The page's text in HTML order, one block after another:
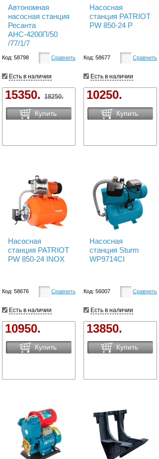
Автономная
насосная станция
Ресанта
АНС-4200П/50
/77/1/7
Код: 58798 Сравнить
Есть в наличии
15350. 18250.
Купить
Насосная
станция PATRIOT
PW 850-24 P
Код: 58677 Сравнить
Есть в наличии
10250.
Купить
Насосная
станция PATRIOT
PW 850-24 INOX
Код: 58676 Сравнить
Есть в наличии
10950.
Купить
Насосная
станция Sturm
WP9714CI
Код: 56007 Сравнить
Есть в наличии
13850.
Купить